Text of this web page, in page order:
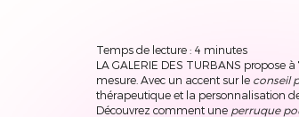
Temps de lecture : 4 minutes
LA GALERIE DES TURBANS propose
mesure. Avec un accent sur le conseil
thérapeutique et la personnalisation
Découvrez comment une perruque